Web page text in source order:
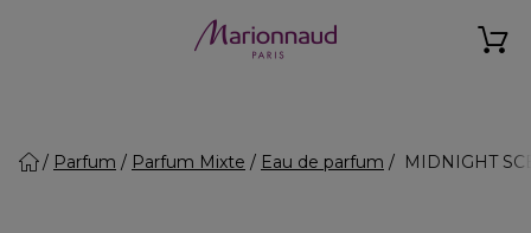
Parfum Parfum Mixte Eau de parfum MIDNIGHT